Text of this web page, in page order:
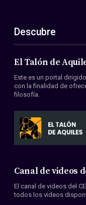
ES
EN
Acerca de nosotros
Miembros
Convenios
Descubre
El Talón de
Este es un portal
con la finalidad de
filosofía.
Canal de videos
El canal de videos del
todos los videos